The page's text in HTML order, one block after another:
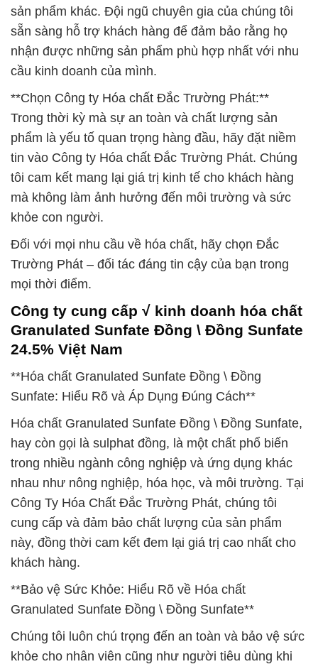
sản phẩm khác. Đội ngũ chuyên gia của chúng tôi
sẵn sàng hỗ trợ khách hàng để đảm bảo rằng họ
nhận được những sản phẩm phù hợp nhất với nhu
cầu kinh doanh của mình.
**Chọn Công ty Hóa chất Đắc Trường Phát:**
Trong thời kỳ mà sự an toàn và chất lượng sản
phẩm là yếu tố quan trọng hàng đầu, hãy đặt niềm
tin vào Công ty Hóa chất Đắc Trường Phát. Chúng
tôi cam kết mang lại giá trị kinh tế cho khách hàng
mà không làm ảnh hưởng đến môi trường và sức
khỏe con người.
Đối với mọi nhu cầu về hóa chất, hãy chọn Đắc
Trường Phát – đối tác đáng tin cậy của bạn trong
mọi thời điểm.
Công ty cung cấp √ kinh doanh hóa chất
Granulated Sunfate Đồng \ Đồng Sunfate
24.5% Việt Nam
**Hóa chất Granulated Sunfate Đồng \ Đồng
Sunfate: Hiểu Rõ và Áp Dụng Đúng Cách**
Hóa chất Granulated Sunfate Đồng \ Đồng Sunfate,
hay còn gọi là sulphat đồng, là một chất phổ biến
trong nhiều ngành công nghiệp và ứng dụng khác
nhau như nông nghiệp, hóa học, và môi trường. Tại
Công Ty Hóa Chất Đắc Trường Phát, chúng tôi
cung cấp và đảm bảo chất lượng của sản phẩm
này, đồng thời cam kết đem lại giá trị cao nhất cho
khách hàng.
**Bảo vệ Sức Khỏe: Hiểu Rõ về Hóa chất
Granulated Sunfate Đồng \ Đồng Sunfate**
Chúng tôi luôn chú trọng đến an toàn và bảo vệ sức
khỏe cho nhân viên cũng như người tiêu dùng khi